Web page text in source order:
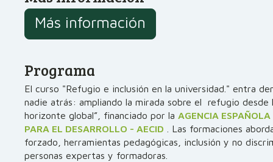
Más información
Programa
El curso "Refugio e inclusión en la universidad." entra
nadie atrás: ampliando la mirada sobre el refugio desde
horizonte global”, financiado por la AGENCIA
PARA EL DESARROLLO - AECID . Las formaciones
forzado, herramientas pedagógicas, inclusión y no
personas expertas y formadoras.